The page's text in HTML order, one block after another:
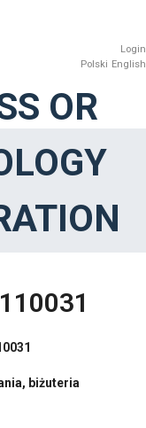
Login
Polski English
OR
biżuteria